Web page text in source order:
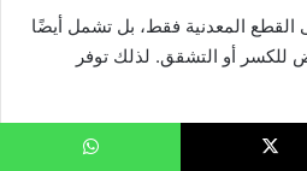
القطع المعدنية فقط، بل تشمل أيضًا
للكسر أو التشقق. لذلك توفر
باستخدام تقنيات الحرارة المُتحكَّم